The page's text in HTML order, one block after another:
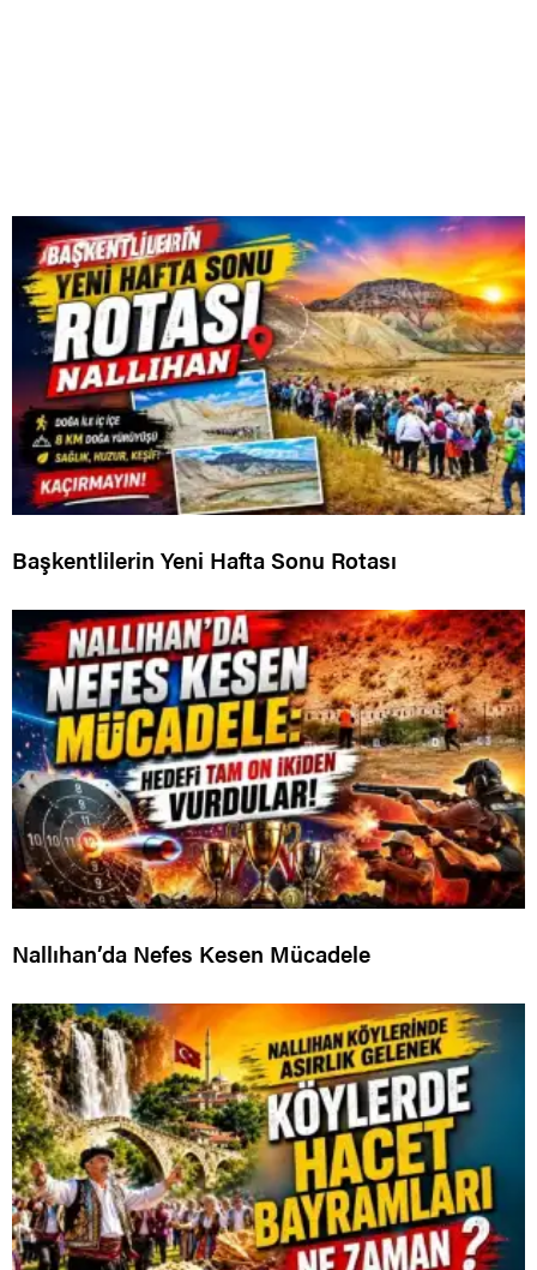
Başkentlilerin Yeni Hafta Sonu Rotası
Nallıhan’da Nefes Kesen Mücadele